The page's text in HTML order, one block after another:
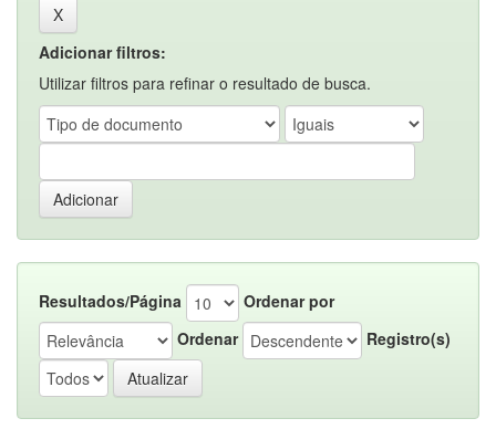
Adicionar filtros:
Utilizar filtros para refinar o resultado de busca.
Resultados/Página
Ordenar por
Ordenar
Registro(s)